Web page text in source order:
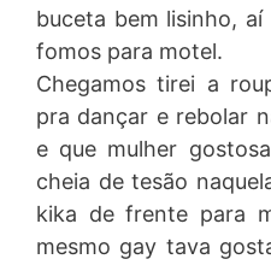
buceta bem lisinho,
fomos para motel.
Chegamos tirei a
pra dançar e rebolar
e que mulher
cheia de tesão
kika de frente para
mesmo gay tava